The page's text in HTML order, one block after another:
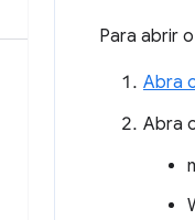
Para abrir
Abra
Abra